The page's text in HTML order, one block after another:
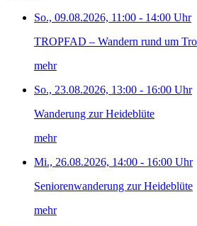
So., 09.08.2026, 11:00 - 14:00 Uhr
TROPFAD – Wandern rund um
mehr
So., 23.08.2026, 13:00 - 16:00 Uhr
Wanderung zur Heideblüte
mehr
Mi., 26.08.2026, 14:00 - 16:00 Uhr
Seniorenwanderung zur Heideblüte
mehr